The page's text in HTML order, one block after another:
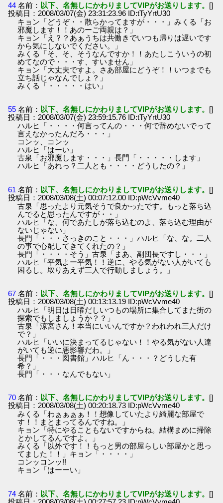
44 名前： 以下、名無しにかわりましてVIPがお送りします。 []
投稿日：2008/03/07(金) 23:31:23.96 ID:tTyYrtU30
キョン「どうぞ・・散らかってますが・・・」みくる「お
邪魔します！！あのーご両親は？」
キョン「え？？あぁうちは共働きでいつも帰りは遅いです
から気にしないでください。」
みくる「そ、そ、そうなんですか！！あたしこういうの初
めてなので・・・す、すいません」
キョン「大丈夫ですよ。さあ部屋にどうぞ！！いつまでも
立ち話じゃなんでしょ？」
みくる「・・・・・はい」
55 名前： 以下、名無しにかわりましてVIPがお送りします。 []
投稿日：2008/03/07(金) 23:59:15.76 ID:tTyYrtU30
ハルヒ「・・・・何言ってんの・・・何で辞めないでって
言えなかったんだろ・・・」
コンッ、コンッ
ハルヒ「はーい」
古泉「お邪魔します・・・」長門「・・・・・します」
ハルヒ「あれっ？二人とも・・・・どうしたの？」
61 名前： 以下、名無しにかわりましてVIPがお送りします。 []
投稿日：2008/03/08(土) 00:07:12.00 ID:pWcVvme40
古泉「思ったより元気そうで良かったです。もっと落ち込
んでると思ったんですが・・」
ハルヒ「な、何であたしが落ち込むのよ、落ち込む理由が
ないじゃない」
長門「・・・さっきのこと・・・」ハルヒ「な、な。二人
の事で心配してきてくれたの？」
長門「・・・・そう」古泉「まあ、副団長ですし・・・」
ハルヒ「平気よー平気！！逆に、やる気がない人がいても
困るし。取りあえず三人で行動しましょう。」
67 名前： 以下、名無しにかわりましてVIPがお送りします。 []
投稿日：2008/03/08(土) 00:13:13.19 ID:pWcVvme40
ハルヒ「明日は日曜だしいつもの場所に集合してまた街の
探索でもしましょうか？？」
古泉「涼宮さん！本当にいいんですか？われわれ三人だけ
で？」
ハルヒ「いいに決まってるじゃない！！やる気がない人達
がいても逆に悪影響だわ。」
長門「・・・図書館」ハルヒ「ん・・・？どうした有
希？」
長門「・・・なんでもない」
70 名前： 以下、名無しにかわりましてVIPがお送りします。 []
投稿日：2008/03/08(土) 00:20:18.73 ID:pWcVvme40
みくる「わぁぁぁぁ！！想像していたより綺麗な部屋で
す！！まとまってるんですね。」
キョン「特にやることもないですからね。結構まめに掃除
とかしてるんですよ。」
みくる「以外です！！もっと男の部屋らしい部屋かと思っ
てました！！」キョン「・・・・」
コンッコンッ!!
キョン「はーーい」
74 名前： 以下、名無しにかわりましてVIPがお送りします。 []